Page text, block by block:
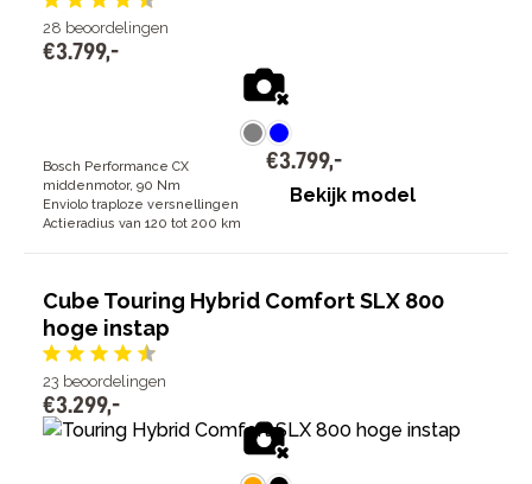
28 beoordelingen
€3.799,-
Bosch Performance CX
middenmotor, 90 Nm
Enviolo traploze versnellingen
Actieradius van 120 tot 200 km
€3.799,-
Bekijk model
Cube Touring Hybrid Comfort SLX 800
hoge instap
23 beoordelingen
€3.299,-